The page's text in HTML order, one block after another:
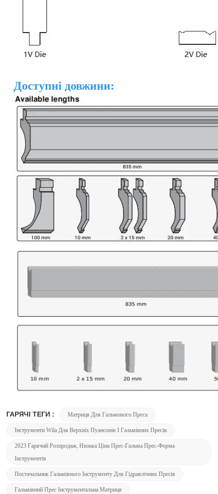
Доступні довжини:
ГАРЯЧІ ТЕГИ : Матриця Для Гальмового Преса
Інструменти Wila Для Верхніх Пуансонів І Гальмівних Пресів
2023 Гарячий Розпродаж, Низька Ціна Прес-Гальма Прес-Форма
Інструментів
Постачальник Гальмівного Інструменту Для Гідравлічних Пресів
Гальмівний Прес Інструментальна Матриця